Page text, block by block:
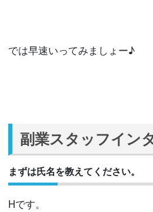
では早速いってみましょー♪
副業スタッフイン
まずは氏名を教えてください。
Hです。